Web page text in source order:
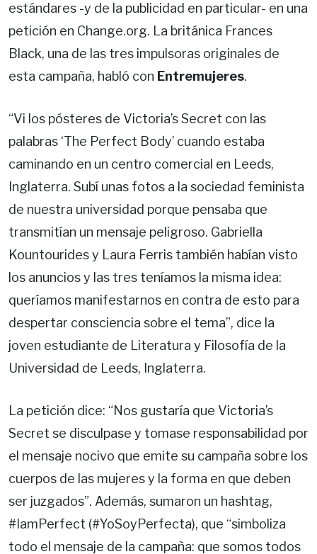
estándares -y de la publicidad en particular- en una
petición en Change.org. La británica Frances
Black, una de las tres impulsoras originales de
esta campaña, habló con Entremujeres.
“Vi los pósteres de Victoria’s Secret con las
palabras ‘The Perfect Body’ cuando estaba
caminando en un centro comercial en Leeds,
Inglaterra. Subí unas fotos a la sociedad feminista
de nuestra universidad porque pensaba que
transmitían un mensaje peligroso. Gabriella
Kountourides y Laura Ferris también habían visto
los anuncios y las tres teníamos la misma idea:
queríamos manifestarnos en contra de esto para
despertar consciencia sobre el tema”, dice la
joven estudiante de Literatura y Filosofía de la
Universidad de Leeds, Inglaterra.
La petición dice: “Nos gustaría que Victoria’s
Secret se disculpase y tomase responsabilidad por
el mensaje nocivo que emite su campaña sobre los
cuerpos de las mujeres y la forma en que deben
ser juzgados”. Además, sumaron un hashtag,
#IamPerfect (#YoSoyPerfecta), que “simboliza
todo el mensaje de la campaña: que somos todos